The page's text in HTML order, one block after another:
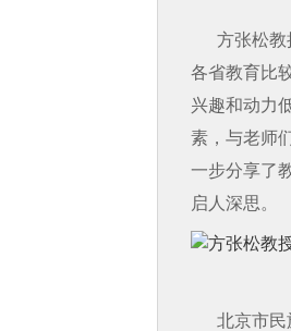
方张松教
各省教育比
兴趣和动力
素，与老师
一步分享了
启人深思。
北京市民